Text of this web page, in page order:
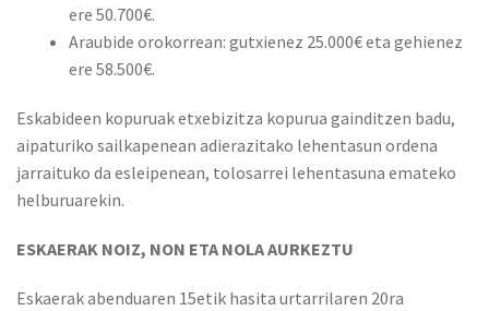
ere 50.700€.
Araubide orokorrean: gutxienez 25.000€ eta gehienez
ere 58.500€.
Eskabideen kopuruak etxebizitza kopurua gainditzen badu,
aipaturiko sailkapenean adierazitako lehentasun ordena
jarraituko da esleipenean, tolosarrei lehentasuna emateko
helburuarekin.
ESKAERAK NOIZ, NON ETA NOLA AURKEZTU
Eskaerak abenduaren 15etik hasita urtarrilaren 20ra